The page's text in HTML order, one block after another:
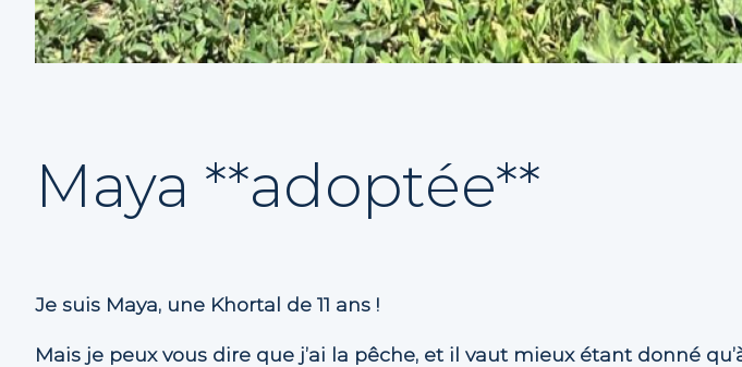
Maya **adoptée**
Je suis Maya, une Khortal de 11 ans !
Mais je peux vous dire que j’ai la pêche, et il vaut mieux étant donné